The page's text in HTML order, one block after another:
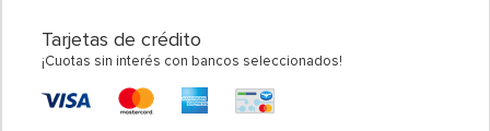
Tarjetas de crédito
¡Cuotas sin interés con bancos seleccionados!